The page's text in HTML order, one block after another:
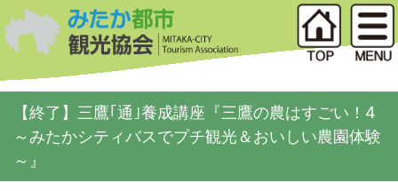
【終了】三鷹｢通｣養成講座『三鷹の農はすごい！4
～みたかシティバスでプチ観光＆おいしい農園体験
～』